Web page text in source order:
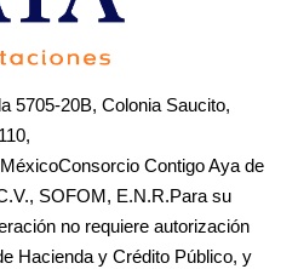
5705-20B, Colonia Saucito,
Contigo Aya de
SOFOM, E.N.R.Para su
no requiere autorización
Hacienda y Crédito Público, y